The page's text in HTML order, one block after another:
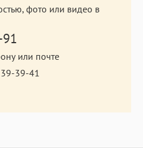
фото или видео в
или почте
39-39-41